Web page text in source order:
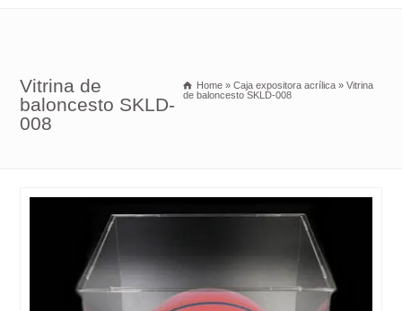
Vitrina de
baloncesto SKLD-
008
Home » Caja expositora acrílica » Vitrina
de baloncesto SKLD-008